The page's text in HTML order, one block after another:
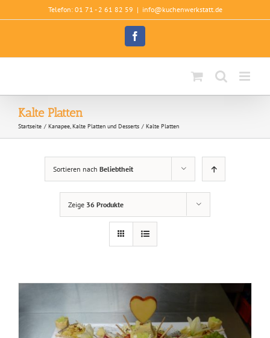
Inhalt
Telefon: 01 71 - 2 61 82 59 | info@kuchenwerkstatt.de
Facebook
Kalte Platten
Startseite Kanapee, Kalte Platten und Desserts Kalte Platten
Sortieren nach Beliebtheit
Zeige 36 Produkte